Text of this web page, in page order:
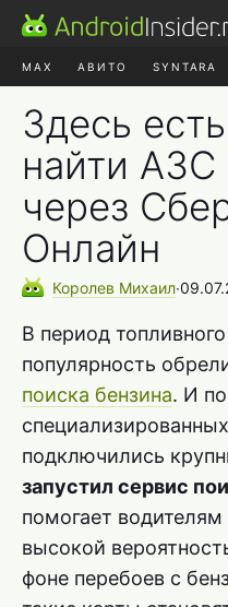
MAX АВИТО SYNTARA
Здесь
найти АЗС
через
Онлайн
Королев Михаил∙
В период
популярность
поиска бензина. И
подключились
запустил сервис
помогает
высокой
фоне перебоев с